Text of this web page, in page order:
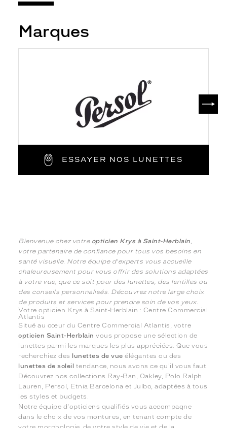
Marques
ESSAYER NOS LUNETTES
Bienvenue chez votre opticien Krys à Saint-Herblain,
votre partenaire de confiance pour tous vos besoins en
santé visuelle. Notre équipe d'experts vous accueille
chaleureusement pour vous offrir des solutions adaptées
à votre vue, que ce soit pour des lunettes, des lentilles ou
des conseils personnalisés. Découvrez notre large choix
de produits et services pour prendre soin de vos yeux.
Votre opticien Krys à Saint-Herblain : Centre Commercial
Atlantis
Situé au cœur du Centre Commercial Atlantis, votre
opticien Saint-Herblain vous propose une sélection de
lunettes parmi les marques les plus appréciées. Que vous
recherchiez des
lunettes de vue élégantes ou des
lunettes de soleil tendance, nous avons ce qu'il vous faut.
Découvrez nos collections Ray-Ban, Oakley, Polo Ralph
Lauren, Persol, Etnia Barcelona et Julbo, adaptées à tous
les styles et budgets.
Notre équipe d'opticiens qualifiés vous accompagne
dans le choix de vos montures, en tenant compte de